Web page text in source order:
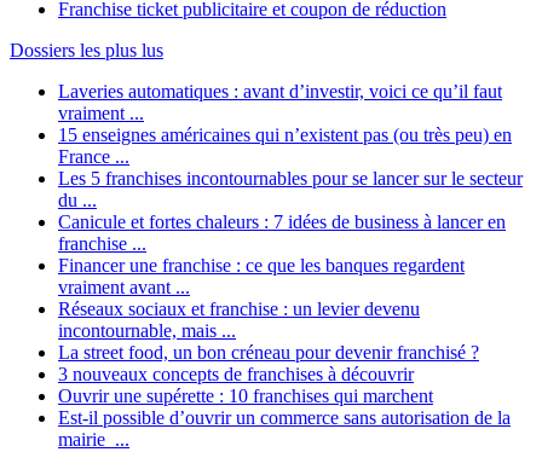
Franchise ticket publicitaire et coupon de réduction
Dossiers les plus lus
Laveries automatiques : avant d’investir, voici ce qu’il faut
vraiment ...
15 enseignes américaines qui n’existent pas (ou très peu) en
France ...
Les 5 franchises incontournables pour se lancer sur le secteur
du ...
Canicule et fortes chaleurs : 7 idées de business à lancer en
franchise ...
Financer une franchise : ce que les banques regardent
vraiment avant ...
Réseaux sociaux et franchise : un levier devenu
incontournable, mais ...
La street food, un bon créneau pour devenir franchisé ?
3 nouveaux concepts de franchises à découvrir
Ouvrir une supérette : 10 franchises qui marchent
Est-il possible d’ouvrir un commerce sans autorisation de la
mairie ...